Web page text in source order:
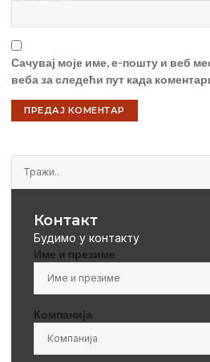
Сачувај моје име, е-пошту и веб
веба за следећи пут када
Контакт
Будимо у контакту
Име и презиме
Компанија